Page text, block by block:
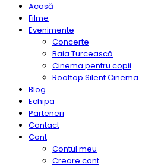
Acasă
Filme
Evenimente
Concerte
Baia Turcească
Cinema pentru copii
Rooftop Silent Cinema
Blog
Echipa
Parteneri
Contact
Cont
Contul meu
Creare cont